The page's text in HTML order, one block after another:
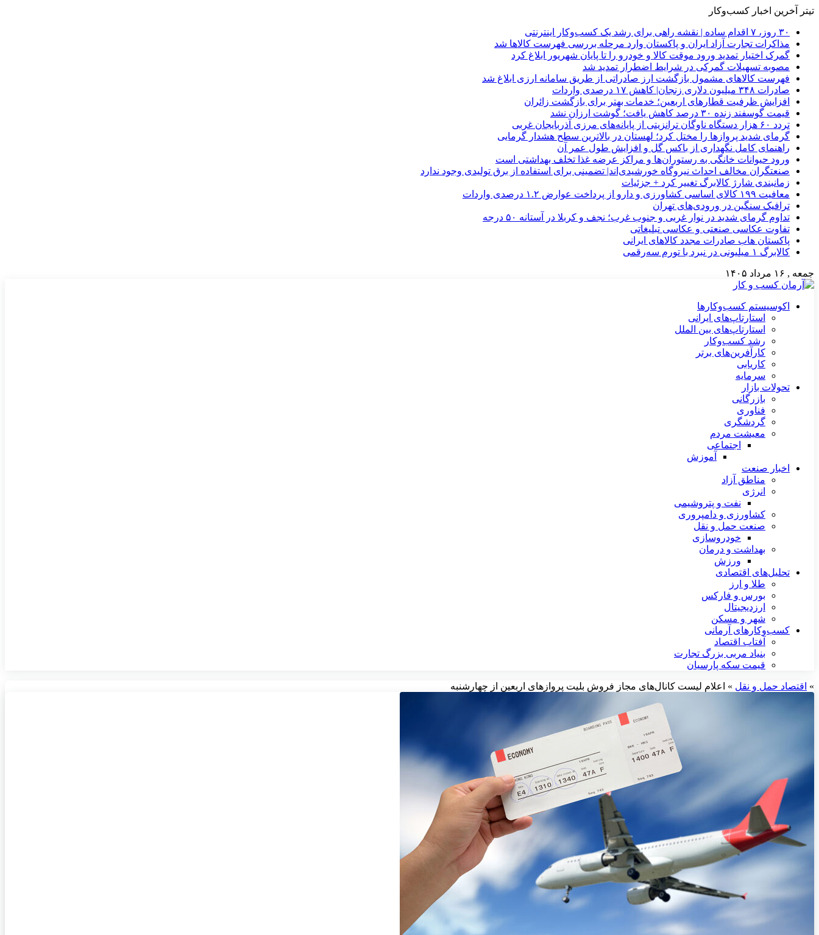
تیتر آخرین اخبار کسب‌وکار
۳۰ روز، ۷ اقدام ساده | نقشه راهی برای رشد یک کسب‌وکار اینترنتی
مذاکرات تجارت آزاد ایران و پاکستان وارد مرحله بررسی فهرست کالاها شد
گمرک اختیار تمدید ورود موقت کالا و خودرو را تا پایان شهریور ابلاغ کرد
مصوبه تسهیلات گمرکی در شرایط اضطرار تمدید شد
فهرست کالاهای مشمول بازگشت ارز صادراتی از طریق سامانه ارزی ابلاغ شد
صادرات ۳۴۸ میلیون دلاری زنجان| ‌کاهش ۱۷ درصدی واردات
افزایش ظرفیت قطارهای اربعین؛ خدمات بهتر برای بازگشت زائران
قیمت گوسفند زنده ۳۰ درصد کاهش یافت؛ گوشت ارزان نشد
تردد ۶۰ هزار دستگاه ناوگان ترانزیتی از پایانه‌های مرزی آذربایجان ‌غربی
گرمای شدید پروازها را مختل کرد؛ لهستان در بالاترین سطح هشدار گرمایی
راهنمای کامل نگهداری از باکس گل و افزایش طول عمر آن
ورود حیوانات خانگی به رستوران‌ها و مراکز عرضه غذا تخلف بهداشتی است
صنعتگران مخالف احداث نیروگاه خورشیدی‌اند| تضمینی برای استفاده از برق تولیدی وجود ندارد
زمانبندی شارژ کالابرگ تغییر کرد + جزئیات
معافیت ۱۹۹ کالای اساسی کشاورزی و دارو از پرداخت عوارض ۱.۲ درصدی واردات
ترافیک سنگین در ورودی‌های تهران
تداوم گرمای شدید در نوار غربی و جنوب غرب؛ نجف و کربلا در آستانه ۵۰ درجه
تفاوت عکاسی صنعتی و عکاسی تبلیغاتی
پاکستان هاب صادرات مجدد کالاهای ایرانی
کالابرگ ۱ میلیونی در نبرد با تورم سه‌رقمی
جمعه , ۱۶ مرداد ۱۴۰۵
اکوسیستم کسب‌وکارها
استارتاپ‌های ایرانی
استارتاپ‌های بین الملل
رشد کسب‌وکار
کارآفرین‌های برتر
کاریابی
سرمایه
تحولات بازار
بازرگانی
فناوری
گردشگری
معیشت مردم
اجتماعی
آموزش
اخبار صنعت
مناطق آزاد
انرژی
نفت و پتروشیمی
کشاورزی و دامپروری
صنعت حمل و نقل
خودروسازی
بهداشت و درمان
ورزش
تحلیل‌های اقتصادی
طلا و ارز
بورس و فارکس
ارزدیجیتال
شهر و مسکن
کسب‌وکارهای آرمانی
آفتاب اقتصاد
بنیاد مربی بزرگ تجارت
قیمت سکه پارسیان
» اقتصاد حمل و نقل » اعلام لیست کانال‌های مجاز فروش بلیت‌ پروازهای اربعین از چهارشنبه